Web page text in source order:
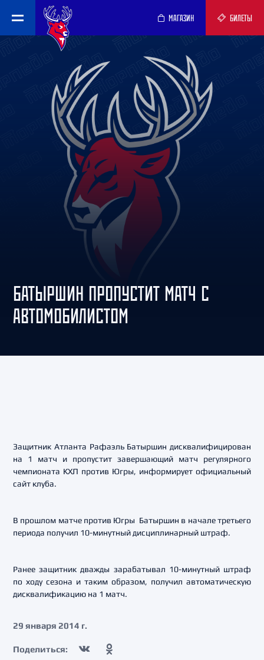
МАГАЗИН БИЛЕТЫ
БАТЫРШИН ПРОПУСТИТ МАТЧ С
АВТОМОБИЛИСТОМ
Защитник Атланта Рафаэль Батыршин дисквалифицирован
на 1 матч и пропустит завершающий матч регулярного
чемпионата КХЛ против Югры, информирует официальный
сайт клуба.
В прошлом матче против Югры Батыршин в начале третьего
периода получил 10-минутный дисциплинарный штраф.
Ранее защитник дважды зарабатывал 10-минутный штраф
по ходу сезона и таким образом, получил автоматическую
дисквалификацию на 1 матч.
29 января 2014 г.
Поделиться: